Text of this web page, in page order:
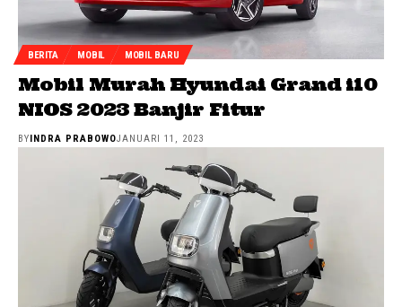
BERITA MOBIL MOBIL BARU
Mobil Murah Hyundai Grand i10
NIOS 2023 Banjir Fitur
BYINDRA PRABOWOJANUARI 11, 2023